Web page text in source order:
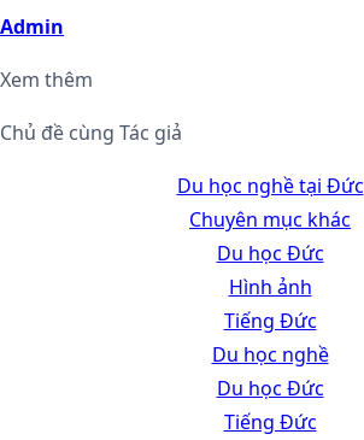
Admin
Xem thêm
Chủ đề cùng Tác giả
Du học nghề tại Đức
Chuyên mục khác
Du học Đức
Hình ảnh
Tiếng Đức
Du học nghề
Du học Đức
Tiếng Đức